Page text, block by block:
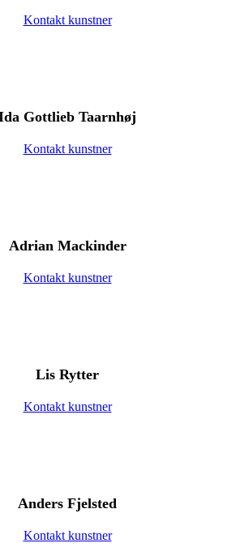
Kontakt kunstner
Gottlieb Taarnhøj
Kontakt kunstner
Adrian Mackinder
Kontakt kunstner
Lis Rytter
Kontakt kunstner
Anders Fjelsted
Kontakt kunstner